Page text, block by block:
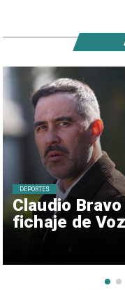
Claudio
fichaje de
DEPORTES